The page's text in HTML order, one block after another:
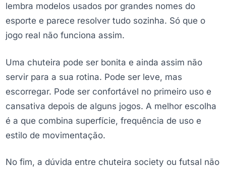
lembra modelos usados por grandes nomes do
esporte e parece resolver tudo sozinha. Só que o
jogo real não funciona assim.
Uma chuteira pode ser bonita e ainda assim não
servir para a sua rotina. Pode ser leve, mas
escorregar. Pode ser confortável no primeiro uso e
cansativa depois de alguns jogos. A melhor escolha
é a que combina superfície, frequência de uso e
estilo de movimentação.
No fim, a dúvida entre chuteira society ou futsal não